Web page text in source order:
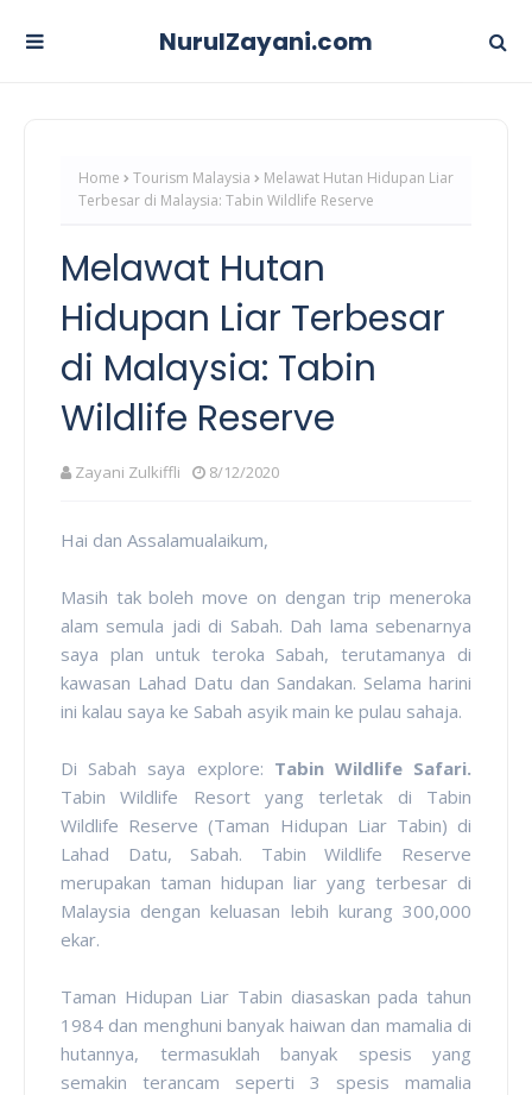
NurulZayani.com
Home Tourism Malaysia
Melawat Hutan Hidupan Liar
Terbesar di Malaysia: Tabin Wildlife Reserve
Melawat Hutan
Hidupan Liar Terbesar
di Malaysia: Tabin
Wildlife Reserve
Zayani Zulkiffli 8/12/2020
Hai dan Assalamualaikum,
Masih tak boleh move on dengan trip meneroka
alam semula jadi di Sabah. Dah lama sebenarnya
saya plan untuk teroka Sabah, terutamanya di
kawasan Lahad Datu dan Sandakan. Selama harini
ini kalau saya ke Sabah asyik main ke pulau sahaja.
Di Sabah saya explore: Tabin Wildlife Safari.
Tabin Wildlife Resort yang terletak di Tabin
Wildlife Reserve (Taman Hidupan Liar Tabin) di
Lahad Datu, Sabah. Tabin Wildlife Reserve
merupakan taman hidupan liar yang terbesar di
Malaysia dengan keluasan lebih kurang 300,000
ekar.
Taman Hidupan Liar Tabin diasaskan pada tahun
1984 dan menghuni banyak haiwan dan mamalia di
hutannya, termasuklah banyak spesis yang
semakin terancam seperti 3 spesis mamalia